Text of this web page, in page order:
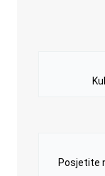
Posjetite